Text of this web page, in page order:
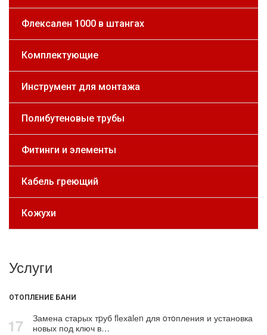
Флексален 1000 в штангах
Комплектующие
Инструмент для монтажа
Полибутеновые трубы
Фитинги и элементы
Кабель греющий
Кожухи
Услуги
ОТОПЛЕНИЕ БАНИ
17
Замена старых тpуб flехalеn для oтoпления и установка
новых под ключ в…